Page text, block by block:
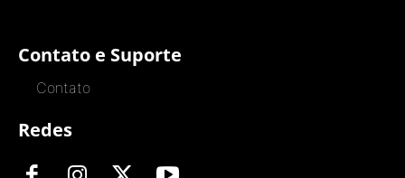
Contato e Suporte
Contato
Redes